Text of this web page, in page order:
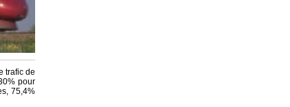
trafic de
pour
75,4%